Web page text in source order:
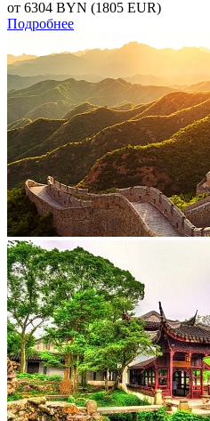
от 6304 BYN (1805 EUR)
Подробнее